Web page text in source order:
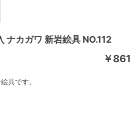
ナカガワ 新岩絵具 NO.112
￥861
具です。